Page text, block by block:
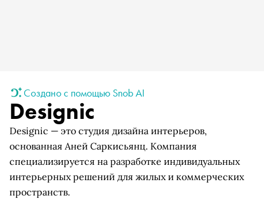
Создано с помощью Snob AI
Designic
Designic — это студия дизайна интерьеров,
основанная Аней Саркисьянц. Компания
специализируется на разработке индивидуальных
интерьерных решений для жилых и коммерческих
пространств.